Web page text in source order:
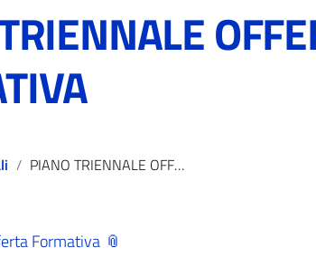
PIANO TRIENNALE OFFERTA FORMATIVA
Formativa